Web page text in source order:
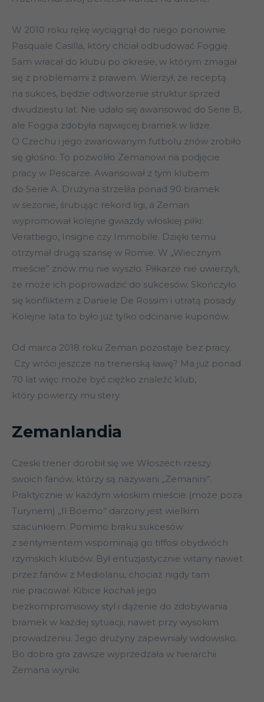
W 2010 roku rękę wyciągnął do niego ponownie
Pasquale Casilla, który chciał odbudować Foggię.
Sam wracał do klubu po okresie, w którym zmagał
się z problemami z prawem. Wierzył, że receptą
na sukces, będzie odtworzenie struktur sprzed
dwudziestu lat. Nie udało się awansować do Serie B,
ale Foggia zdobyła najwięcej bramek w lidze.
O Czechu i jego zwariowanym futbolu znów zrobiło
się głośno. To pozwoliło Zemanowi na podjęcie
pracy w Pescarze. Awansował z tym klubem
do Serie A. Drużyna strzeliła ponad 90 bramek
w sezonie, śrubując rekord ligi, a Zeman
wypromował kolejne gwiazdy włoskiej piłki:
Verattiego, Insigne czy Immobile. Dzięki temu
otrzymał drugą szansę w Romie. W „Wiecznym
mieście” znów mu nie wyszło. Piłkarze nie uwierzyli,
że może ich poprowadzić do sukcesów. Skończyło
się konfliktem z Daniele De Rossim i utratą posady.
Kolejne lata to było już tylko odcinanie kuponów.
Od marca 2018 roku Zeman pozostaje bez pracy.
Czy wróci jeszcze na trenerską ławę? Ma już ponad
70 lat więc może być ciężko znaleźć klub,
który powierzy mu stery.
Zemanlandia
Czeski trener dorobił się we Włoszech rzeszy
swoich fanów, którzy są nazywani „Zemanini”.
Praktycznie w każdym włoskim mieście (może poza
Turynem) „Il Boemo” darzony jest wielkim
szacunkiem. Pomimo braku sukcesów
z sentymentem wspominają go tiffosi obydwóch
rzymskich klubów. Był entuzjastycznie witany nawet
przez fanów z Mediolanu, chociaż nigdy tam
nie pracował. Kibice kochali jego
bezkompromisowy styl i dążenie do zdobywania
bramek w każdej sytuacji, nawet przy wysokim
prowadzeniu. Jego drużyny zapewniały widowisko.
Bo dobra gra zawsze wyprzedzała w hierarchii
Zemana wyniki.